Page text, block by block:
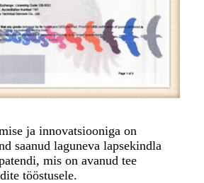
ja innovatsiooniga on
saanud laguneva lapsekindla
mis on avanud tee
tööstusele.